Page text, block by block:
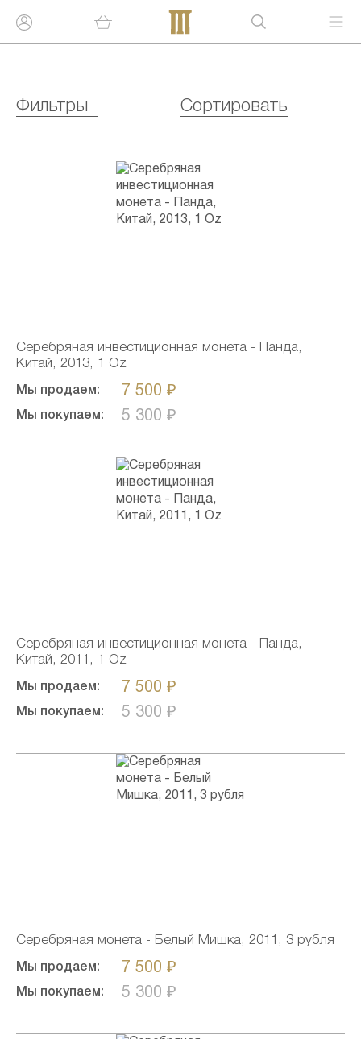
Фильтры Сортировать
Серебряная инвестиционная монета - Панда,
Китай, 2013, 1 Oz
Мы продаем: 7 500 ₽
Мы покупаем: 5 300 ₽
Серебряная инвестиционная монета - Панда,
Китай, 2011, 1 Oz
Мы продаем: 7 500 ₽
Мы покупаем: 5 300 ₽
Серебряная монета - Белый Мишка, 2011, 3 рубля
Мы продаем: 7 500 ₽
Мы покупаем: 5 300 ₽